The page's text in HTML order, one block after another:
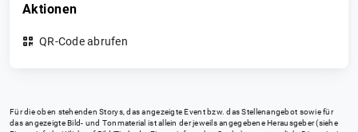
Aktionen
QR-Code abrufen
Für die oben stehenden Storys, das angezeigte Event bzw. das Stellenangebot sowie für
das angezeigte Bild- und Tonmaterial ist allein der jeweils angegebene Herausgeber (siehe